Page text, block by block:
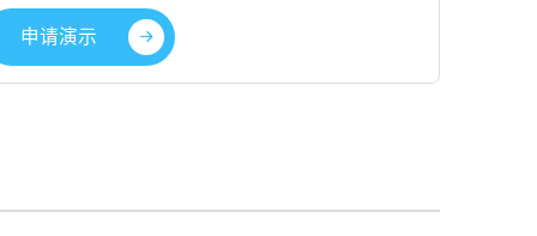
申请演示